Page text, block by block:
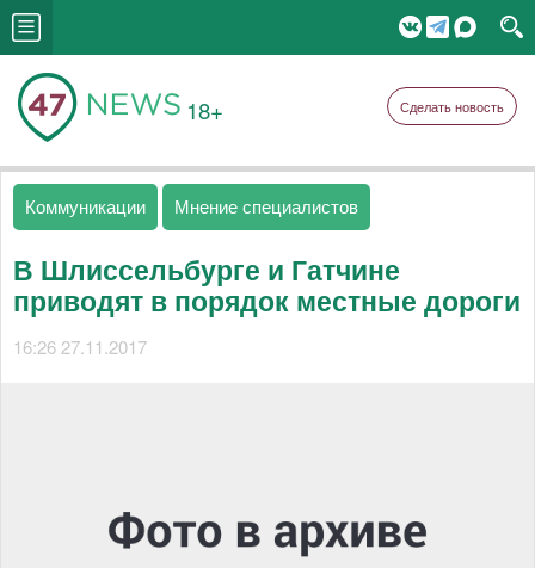
18+ Сделать новость
Коммуникации Мнение специалистов
В Шлиссельбурге и Гатчине
приводят в порядок местные дороги
16:26 27.11.2017